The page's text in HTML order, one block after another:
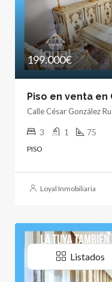
199.000€
Calle César González
3 1 75
PISO
Loyal Inmobiliaria
Listados